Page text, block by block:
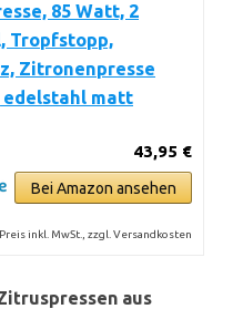
85 Watt, 2
Tropfstopp,
Zitronenpresse
matt
43,95 €
Bei Amazon ansehen
Preis inkl. MwSt., zzgl. Versandkosten
aus